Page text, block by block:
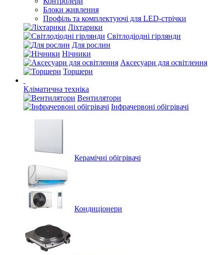
Блоки живлення
Профіль та комплектуючі для LED-стрічки
Ліхтарики
Світлодіодні гірлянди
Для рослин
Нічники
Аксесуари для освітлення
Торшери
Кліматична техніка
Вентилятори
Інфрачервоні обігрівачі
Керамічні обігрівачі
Кондиціонери